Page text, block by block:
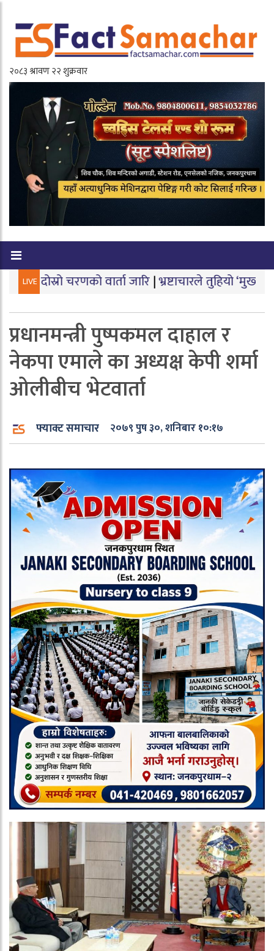
LIVEवार्ता जारि|भ्रष्टाचारले तुहियो ‘मुख्यमन्त्री बेटी
प्रधानमन्त्री पुष्पकमल दाहाल र
नेकपा एमाले का अध्यक्ष केपी शर्मा
ओलीबीच भेटवार्ता
फ्याक्ट समाचार २०७९ पुष ३०, शनिबार १०:१७